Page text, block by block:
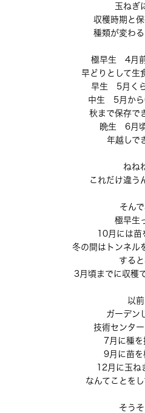
玉ねぎ
収穫時期と
種類が変わる
極早生 4月
早どりとして生
早生 5月く
中生 5月から
秋まで保存で
晩生 6月
年越しで
ねね
これだけ違う
そん
極早生
10月には苗
冬の間はトンネル
する
3月頃までに収穫
以前
ガーデン
技術センタ
7月に種を
9月に苗を
12月に玉ね
なんてことを
そう